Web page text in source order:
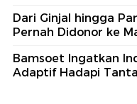
Dari Ginjal hingga
Pernah Didonor ke
Bamsoet Ingatkan
Adaptif Hadapi